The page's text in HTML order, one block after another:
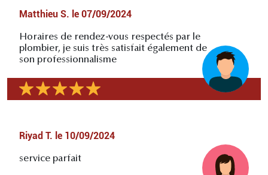
Matthieu S. le 07/09/2024
Horaires de rendez-vous respectés par le
plombier, je suis très satisfait également de
son professionnalisme
Riyad T. le 10/09/2024
service parfait